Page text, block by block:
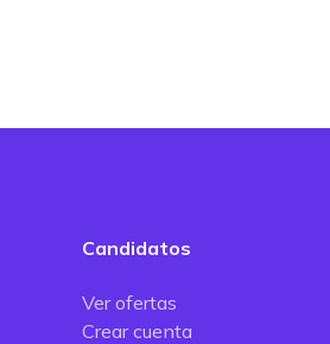
Candidatos
Ver ofertas
Crear cuenta